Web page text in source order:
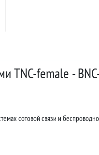
TNC-female -
сотовой связи и